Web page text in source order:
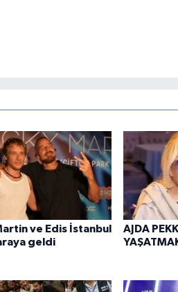
ve Edis İstanbul
geldi
AJDA